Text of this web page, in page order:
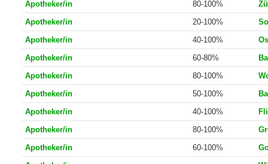
Mitarbeiter/in Parfümerie
60-80%
Apotheker/in
80-100%
Apotheker/in
20-100%
Apotheker/in
40-100%
Apotheker/in
60-80%
Apotheker/in
80-100%
Apotheker/in
50-100%
Apotheker/in
40-100%
Apotheker/in
80-100%